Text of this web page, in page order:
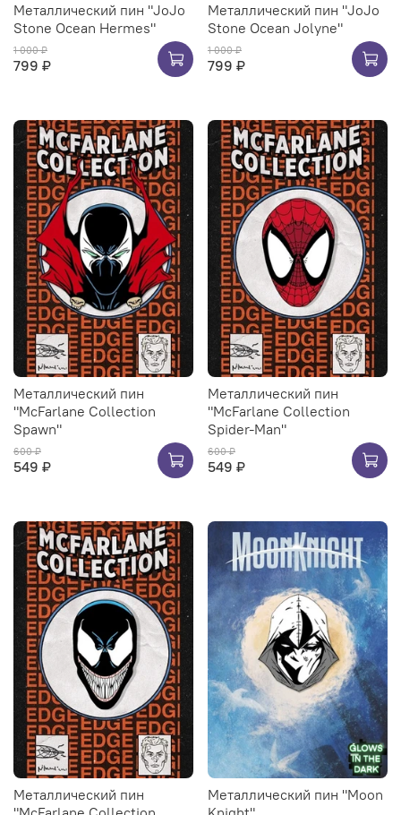
Металлический пин "JoJo
Stone Ocean Hermes"
1 000 ₽
799 ₽
Металлический пин "JoJo
Stone Ocean Jolyne"
1 000 ₽
799 ₽
Металлический пин
"McFarlane Collection
Spawn"
600 ₽
549 ₽
Металлический пин
"McFarlane Collection
Spider-Man"
600 ₽
549 ₽
Металлический пин
Металлический пин "Moon